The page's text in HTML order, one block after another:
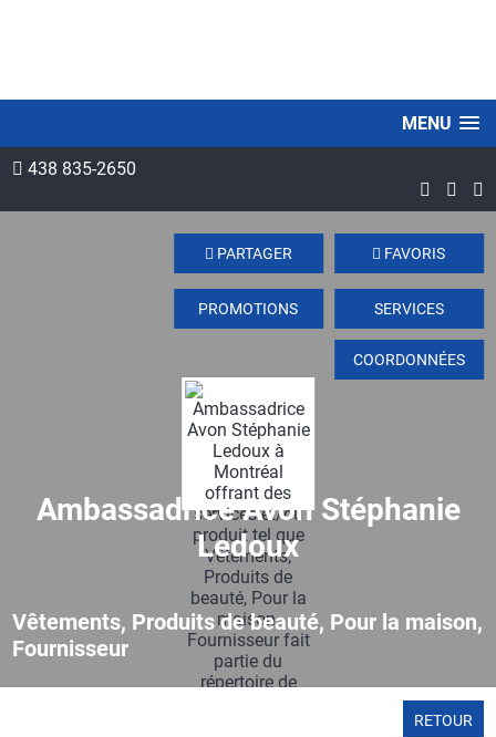
MENU
438 835-2650
Ambassadrice Avon Stéphanie
Ledoux
Vêtements, Produits de beauté, Pour la maison,
Fournisseur
FAVORIS
PARTAGER
SERVICES
PROMOTIONS
COORDONNÉES
RETOUR